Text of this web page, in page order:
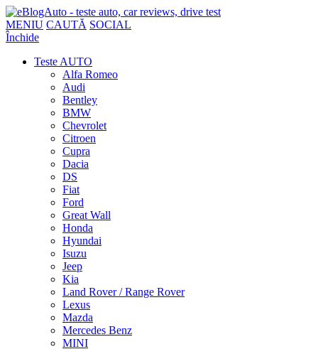
MENIU CAUTĂ SOCIAL
Închide
Teste AUTO
Alfa Romeo
Audi
Bentley
BMW
Chevrolet
Citroen
Cupra
Dacia
DS
Fiat
Ford
Great Wall
Honda
Hyundai
Isuzu
Jeep
Kia
Land Rover / Range Rover
Lexus
Mazda
Mercedes Benz
MINI